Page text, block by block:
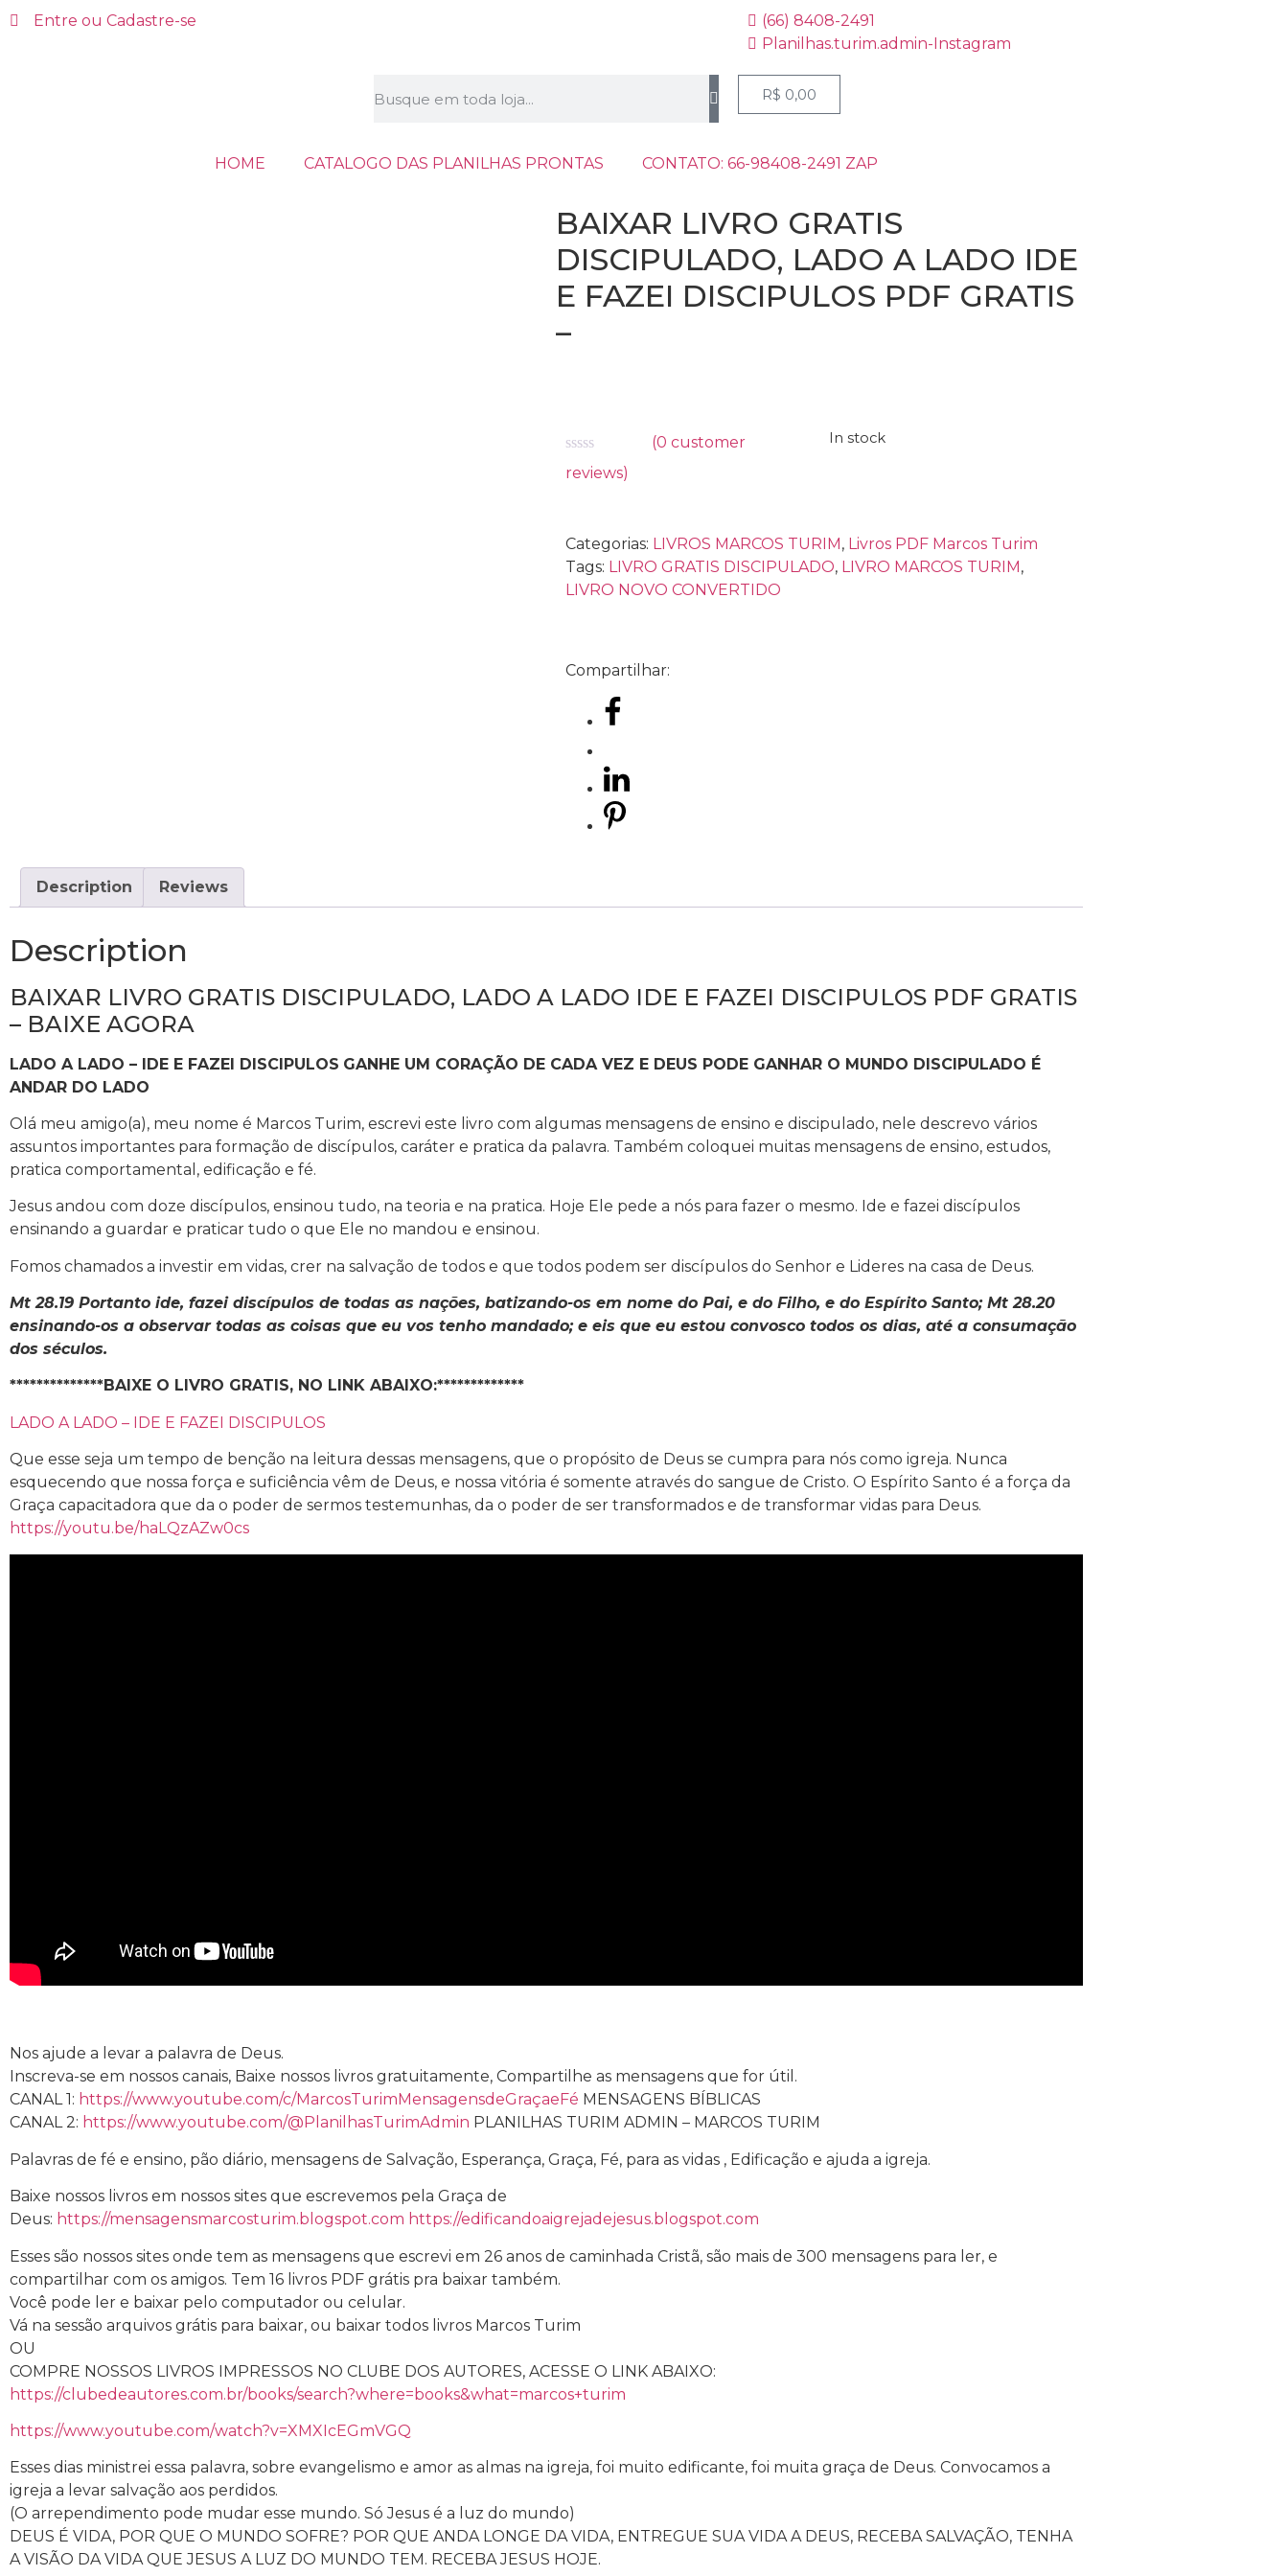
Entre ou Cadastre-se
(66) 8408-2491
Planilhas.turim.admin-Instagram
R$ 0,00
HOME CATALOGO DAS PLANILHAS PRONTAS CONTATO: 66-98408-2491 ZAP
BAIXAR LIVRO GRATIS
DISCIPULADO, LADO A LADO IDE
E FAZEI DISCIPULOS PDF GRATIS
–
Avaliação
0
(0 customer
reviews)
In stock
Categorias: LIVROS MARCOS TURIM , Livros PDF Marcos Turim
Tags: LIVRO GRATIS DISCIPULADO, LIVRO MARCOS TURIM ,
LIVRO NOVO CONVERTIDO
Compartilhar:
Description Reviews
Description
BAIXAR LIVRO GRATIS DISCIPULADO, LADO A LADO IDE E FAZEI DISCIPULOS PDF GRATIS
– BAIXE AGORA
LADO A LADO – IDE E FAZEI DISCIPULOS GANHE UM CORAÇÃO DE CADA VEZ E DEUS PODE GANHAR O MUNDO DISCIPULADO É
ANDAR DO LADO
Olá meu amigo(a), meu nome é Marcos Turim, escrevi este livro com algumas mensagens de ensino e discipulado, nele descrevo vários
assuntos importantes para formação de discípulos, caráter e pratica da palavra. Também coloquei muitas mensagens de ensino, estudos,
pratica comportamental, edificação e fé.
Jesus andou com doze discípulos, ensinou tudo, na teoria e na pratica. Hoje Ele pede a nós para fazer o mesmo. Ide e fazei discípulos
ensinando a guardar e praticar tudo o que Ele no mandou e ensinou.
Fomos chamados a investir em vidas, crer na salvação de todos e que todos podem ser discípulos do Senhor e Lideres na casa de Deus.
Mt 28.19 Portanto ide, fazei discípulos de todas as nações, batizando-os em nome do Pai, e do Filho, e do Espírito Santo; Mt 28.20
ensinando-os a observar todas as coisas que eu vos tenho mandado; e eis que eu estou convosco todos os dias, até a consumação
dos séculos.
**************BAIXE O LIVRO GRATIS, NO LINK ABAIXO:*************
LADO A LADO – IDE E FAZEI DISCIPULOS
Que esse seja um tempo de benção na leitura dessas mensagens, que o propósito de Deus se cumpra para nós como igreja. Nunca
esquecendo que nossa força e suficiência vêm de Deus, e nossa vitória é somente através do sangue de Cristo. O Espírito Santo é a força da
Graça capacitadora que da o poder de sermos testemunhas, da o poder de ser transformados e de transformar vidas para Deus.
https://youtu.be/haLQzAZw0cs
Nos ajude a levar a palavra de Deus.
Inscreva-se em nossos canais, Baixe nossos livros gratuitamente, Compartilhe as mensagens que for útil.
CANAL 1: https://www.youtube.com/c/MarcosTurimMensagensdeGraçaeFé MENSAGENS BÍBLICAS
CANAL 2: https://www.youtube.com/@PlanilhasTurimAdmin PLANILHAS TURIM ADMIN – MARCOS TURIM
Palavras de fé e ensino, pão diário, mensagens de Salvação, Esperança, Graça, Fé, para as vidas , Edificação e ajuda a igreja.
Baixe nossos livros em nossos sites que escrevemos pela Graça de
Deus: https://mensagensmarcosturim.blogspot.com https://edificandoaigrejadejesus.blogspot.com
Esses são nossos sites onde tem as mensagens que escrevi em 26 anos de caminhada Cristã, são mais de 300 mensagens para ler, e
compartilhar com os amigos. Tem 16 livros PDF grátis pra baixar também.
Você pode ler e baixar pelo computador ou celular.
Vá na sessão arquivos grátis para baixar, ou baixar todos livros Marcos Turim
OU
COMPRE NOSSOS LIVROS IMPRESSOS NO CLUBE DOS AUTORES, ACESSE O LINK ABAIXO:
https://clubedeautores.com.br/books/search?where=books&what=marcos+turim
https://www.youtube.com/watch?v=XMXIcEGmVGQ
Esses dias ministrei essa palavra, sobre evangelismo e amor as almas na igreja, foi muito edificante, foi muita graça de Deus. Convocamos a
igreja a levar salvação aos perdidos.
(O arrependimento pode mudar esse mundo. Só Jesus é a luz do mundo)
DEUS É VIDA, POR QUE O MUNDO SOFRE? POR QUE ANDA LONGE DA VIDA, ENTREGUE SUA VIDA A DEUS, RECEBA SALVAÇÃO, TENHA
A VISÃO DA VIDA QUE JESUS A LUZ DO MUNDO TEM. RECEBA JESUS HOJE.